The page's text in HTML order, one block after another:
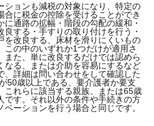
ションも減税の対象になり、特定の
に税金の控除を受けることができ
に通路の拡幅・階段の勾配の緩和・
する・手すりの取り付けを行う・
を改良する、床材を滑りにくいもの
この中のいずれか1つだけが適用さ
また、単に改良するだけでは認めら
なる、または介助を容易にするなど
、詳細は問い合わせをして確認した
50歳以上である、要介護者か要支
これらに該当する親族、または65歳
です。それ以外の条件や手続きの方
ーションを行う場合と同じです。